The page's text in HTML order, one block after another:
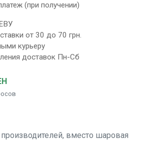
(при получении)
от 30 до 70 грн.
курьеру
доставок Пн-Сб
производителей, вместо шаровая